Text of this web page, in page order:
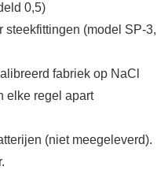
0,5)
steekfittingen (model SP-3,
fabriek op NaCl
elke regel apart
(niet meegeleverd).